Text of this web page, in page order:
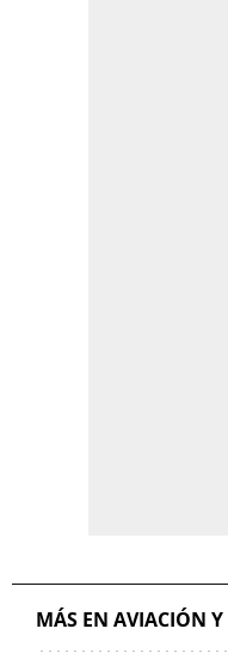
MÁS EN AVIACIÓN Y